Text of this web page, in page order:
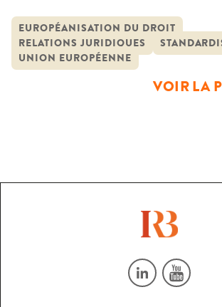
professions juridiques et judiciaires des
l’Union européenne. Ces professions
devenues les acteurs principaux de la mise
droit de l’Union européenne en même
EUROPÉANISATION DU DROIT
RELATIONS JURIDIQUES
UNION EUROPÉENNE
VOIR LA